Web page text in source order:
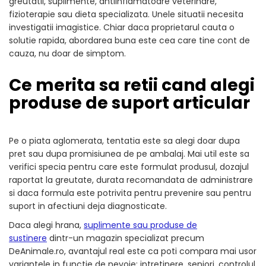
fizioterapie sau dieta specializata. Unele situatii necesita
investigatii imagistice. Chiar daca proprietarul cauta o
solutie rapida, abordarea buna este cea care tine cont de
cauza, nu doar de simptom.
Ce merita sa retii cand alegi
produse de suport articular
Pe o piata aglomerata, tentatia este sa alegi doar dupa
pret sau dupa promisiunea de pe ambalaj. Mai util este sa
verifici specia pentru care este formulat produsul, dozajul
raportat la greutate, durata recomandata de administrare
si daca formula este potrivita pentru prevenire sau pentru
suport in afectiuni deja diagnosticate.
Daca alegi hrana, suplimente sau produse de
sustinere dintr-un magazin specializat precum
DeAnimale.ro, avantajul real este ca poti compara mai usor